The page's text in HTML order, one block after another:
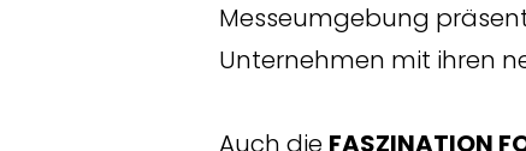
Messeumgebung
Unternehmen mit ihren
Auch die FASZINATION